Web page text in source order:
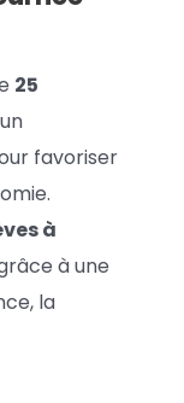
25
favoriser
à
à une
la